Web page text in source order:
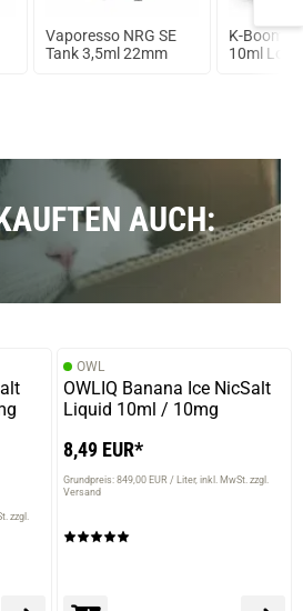
Vaporesso NRG SE
Tank 3,5ml 22mm
K-Boom
10ml
AUCH:
zzgl.
OWL
OWLIQ Banana Ice NicSalt
Liquid 10ml / 10mg
8,49 EUR*
Grundpreis: 849,00 EUR / Liter inkl. MwSt. zzgl.
Versand